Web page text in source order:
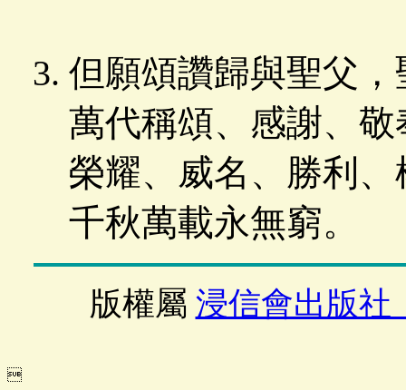
但願頌讚歸與聖父
萬代稱頌、感謝、
榮耀、威名、勝利
千秋萬載永無窮。
版權屬 浸信會出版社
